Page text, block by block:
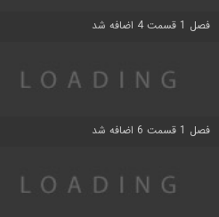
فصل 1 قسمت 4 اضافه شد
فصل 1 قسمت 6 اضافه شد